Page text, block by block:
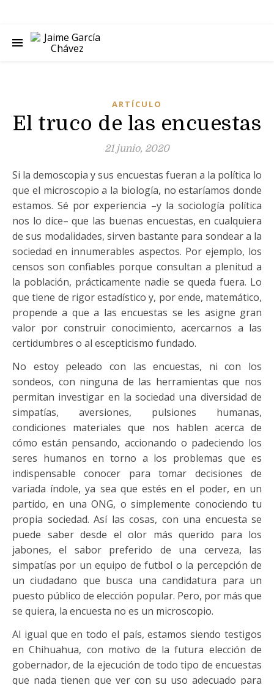
ARTÍCULO
El truco de las encuestas
21 junio, 2020
Si la demoscopia y sus encuestas fueran a la política lo
que el microscopio a la biología, no estaríamos donde
estamos. Sé por experiencia –y la sociología política
nos lo dice– que las buenas encuestas, en cualquiera
de sus modalidades, sirven bastante para sondear a la
sociedad en innumerables aspectos. Por ejemplo, los
censos son confiables porque consultan a plenitud a
la población, prácticamente nadie se queda fuera. Lo
que tiene de rigor estadístico y, por ende, matemático,
propende a que a las encuestas se les asigne gran
valor por construir conocimiento, acercarnos a las
certidumbres o al escepticismo fundado.
No estoy peleado con las encuestas, ni con los
sondeos, con ninguna de las herramientas que nos
permitan investigar en la sociedad una diversidad de
simpatías, aversiones, pulsiones humanas,
condiciones materiales que nos hablen acerca de
cómo están pensando, accionando o padeciendo los
seres humanos en torno a los problemas que es
indispensable conocer para tomar decisiones de
variada índole, ya sea que estés en el poder, en un
partido, en una ONG, o simplemente conociendo tu
propia sociedad. Así las cosas, con una encuesta se
puede saber desde el olor más querido para los
jabones, el sabor preferido de una cerveza, las
simpatías por un equipo de futbol o la percepción de
un ciudadano que busca una candidatura para un
puesto público de elección popular. Pero, por más que
se quiera, la encuesta no es un microscopio.
Al igual que en todo el país, estamos siendo testigos
en Chihuahua, con motivo de la futura elección de
gobernador, de la ejecución de todo tipo de encuestas
que nada tienen que ver con su uso adecuado para